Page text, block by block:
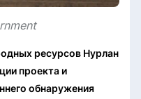
ресурсов Нурлан
проекта и
обнаружения